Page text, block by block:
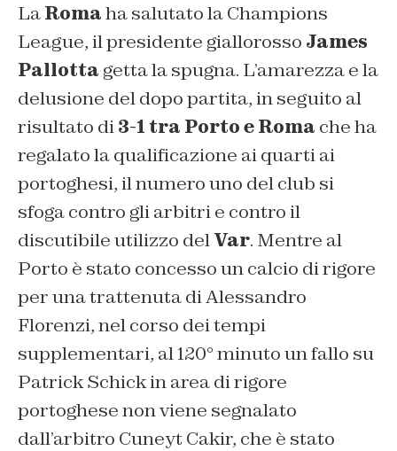
LaRomaha salutato la Champions
League, il presidente giallorosso James
Pallotta getta la spugna. L’amarezza e la
delusione del dopo partita, in seguito al
risultato di3-1 tra Porto e Roma che ha
regalato la qualificazione ai quarti ai
portoghesi, il numero uno del club si
sfoga contro gli arbitri e contro il
discutibile utilizzo delVar. Mentre al
Porto è stato concesso un calcio di rigore
per una trattenuta di Alessandro
Florenzi, nel corso dei tempi
supplementari, al 120° minuto un fallo su
Patrick Schick in area di rigore
portoghese non viene segnalato
dall’arbitro Cuneyt Cakir, che è stato